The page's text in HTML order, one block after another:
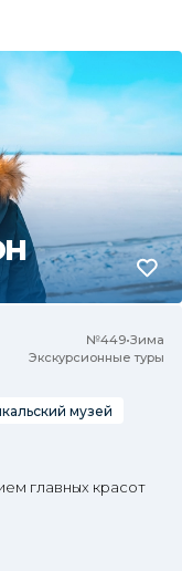
№449•Зима
Экскурсионные туры
музей
главных красот